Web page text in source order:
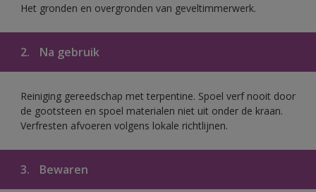
Het gronden en overgronden van geveltimmerwerk.
2. Na gebruik
Reiniging gereedschap met terpentine. Spoel verf nooit door
de gootsteen en spoel materialen niet uit onder de kraan.
Verfresten afvoeren volgens lokale richtlijnen.
3. Bewaren